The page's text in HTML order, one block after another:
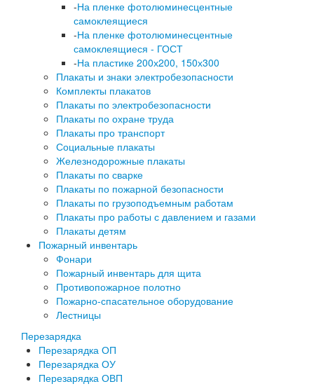
-На пленке фотолюминесцентные
самоклеящиеся
-На пленке фотолюминесцентные
самоклеящиеся - ГОСТ
-На пластике 200х200, 150х300
Плакаты и знаки электробезопасности
Комплекты плакатов
Плакаты по электробезопасности
Плакаты по охране труда
Плакаты про транспорт
Социальные плакаты
Железнодорожные плакаты
Плакаты по сварке
Плакаты по пожарной безопасности
Плакаты по грузоподъемным работам
Плакаты про работы с давлением и газами
Плакаты детям
Пожарный инвентарь
Фонари
Пожарный инвентарь для щита
Противопожарное полотно
Пожарно-спасательное оборудование
Лестницы
Перезарядка
Перезарядка ОП
Перезарядка ОУ
Перезарядка ОВП